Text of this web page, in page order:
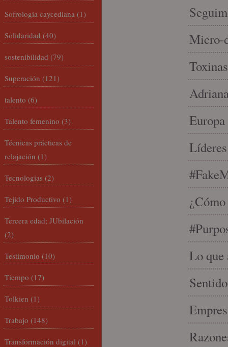
Micro-
Lo que
Sofrología caycediana (1)
Solidaridad (40)
sostenibilidad (79)
Superación (121)
talento (6)
Talento femenino (3)
Técnicas prácticas de
relajación (1)
Tecnologías (2)
Tejido Productivo (1)
Tercera edad; JUbilación
(2)
Testimonio (10)
Tiempo (17)
Tolkien (1)
Trabajo (148)
Transformación digital (1)